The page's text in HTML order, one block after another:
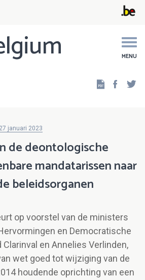
MENU
januari 2023
de deontologische
mandatarissen naar
beleidsorganen
op voorstel van de ministers
en Democratische
Clarinval en Annelies Verlinden,
wet goed tot wijziging van de
houdende oprichting van een